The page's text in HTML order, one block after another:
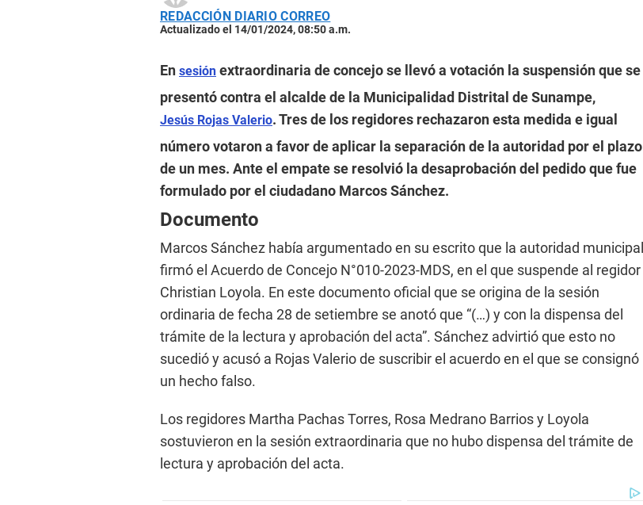
REDACCIÓN DIARIO CORREO
Actualizado el 14/01/2024, 08:50 a.m.
En sesión extraordinaria de concejo se llevó a votación la suspensión que se
presentó contra el alcalde de la Municipalidad Distrital de Sunampe,
Jesús Rojas Valerio. Tres de los regidores rechazaron esta medida e igual
número votaron a favor de aplicar la separación de la autoridad por el plazo
de un mes. Ante el empate se resolvió la desaprobación del pedido que fue
formulado por el ciudadano Marcos Sánchez.
Documento
Marcos Sánchez había argumentado en su escrito que la autoridad municipal
firmó el Acuerdo de Concejo N°010-2023-MDS, en el que suspende al regidor
Christian Loyola. En este documento oficial que se origina de la sesión
ordinaria de fecha 28 de setiembre se anotó que “(…) y con la dispensa del
trámite de la lectura y aprobación del acta”. Sánchez advirtió que esto no
sucedió y acusó a Rojas Valerio de suscribir el acuerdo en el que se consignó
un hecho falso.
Los regidores Martha Pachas Torres, Rosa Medrano Barrios y Loyola
sostuvieron en la sesión extraordinaria que no hubo dispensa del trámite de
lectura y aprobación del acta.